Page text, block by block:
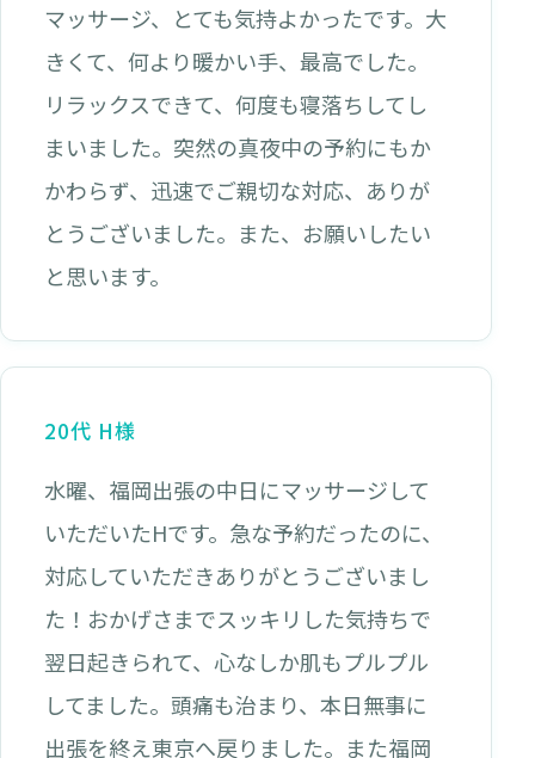
マッサージ、とても気持よかったです。大
きくて、何より暖かい手、最高でした。
リラックスできて、何度も寝落ちしてし
まいました。突然の真夜中の予約にもか
かわらず、迅速でご親切な対応、ありが
とうございました。また、お願いしたい
と思います。
20代 H様
水曜、福岡出張の中日にマッサージして
いただいたHです。急な予約だったのに、
対応していただきありがとうございまし
た！おかげさまでスッキリした気持ちで
翌日起きられて、心なしか肌もプルプル
してました。頭痛も治まり、本日無事に
出張を終え東京へ戻りました。また福岡